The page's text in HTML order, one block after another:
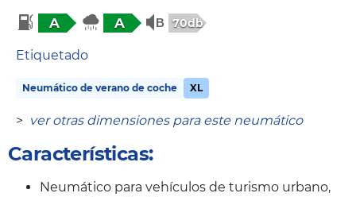
A A 70db
Etiquetado
Neumático de verano de coche XL
> ver otras dimensiones para este neumático
Características:
Neumático para vehículos de turismo urbano,